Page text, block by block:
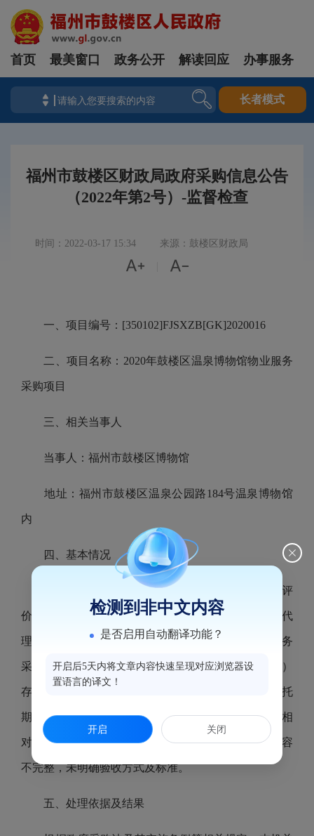
首页 最美窗口 政务公开 解读回应 办事服务
长者模式
福州市鼓楼区财政局政府采购信息公告
（2022年第2号）-监督检查
时间：2022-03-17 15:34 来源：鼓楼区财政局
 
一、项目编号：[350102]FJSXZB[GK]2020016
二、项目名称：2020年鼓楼区温泉博物馆物业服务
采购项目
三、相关当事人
当事人：福州市鼓楼区博物馆
地址：福州市鼓楼区温泉公园路184号温泉博物馆
内
四、基本情况
在依法实施的“2021年政府采购代理机构监督评
价”中发现，福州市鼓楼区博物馆委托福建盛鑫招标代
理有限公司代理的“2020年鼓楼区温泉博物馆物业服务
采购项目”（项目编号：[350102]FJSXZB[GK]2020016）
存在以下问题：委托代理协议内容不完整，未明确委托
期限；评审标准的分值设置未与评审因素的量化指标相
对应；设定的商务条件与合同履行无关；招标文件内容
不完整，未明确验收方式及标准。
五、处理依据及结果
检测到非中文内容
是否启用自动翻译功能？
开启后5天内将文章内容快速呈现对应浏览器设
置语言的译文！
开启 关闭